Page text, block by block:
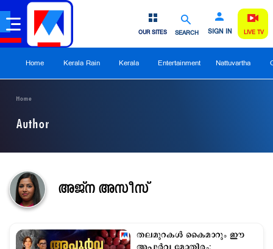
SEARCH SIGN IN
OUR SITES LIVE TV
Home Kerala Rain Kerala Entertainment Nattuvartha
Home
Author
അജ്‍ന അസീസ്
തലമുറകള്‍ കൈമാറും ഈ